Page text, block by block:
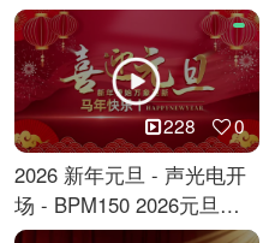
228 0
2026 新年元旦 - 声光电开
场 - BPM150 2026元旦跨
年倒计时